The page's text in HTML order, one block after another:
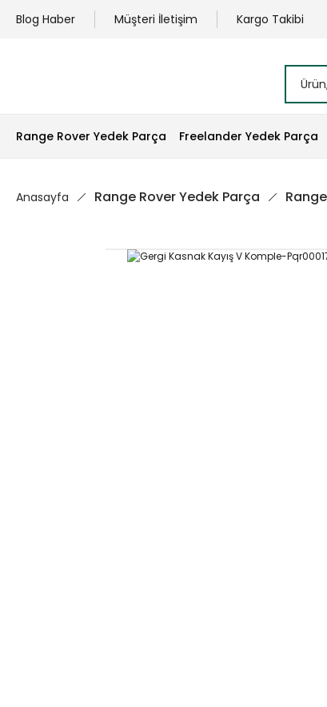
Blog Haber Müşteri İletişim Kargo Takibi
Range Rover Yedek Parça Freelander Yedek Parça
Anasayfa Range Rover Yedek Parça